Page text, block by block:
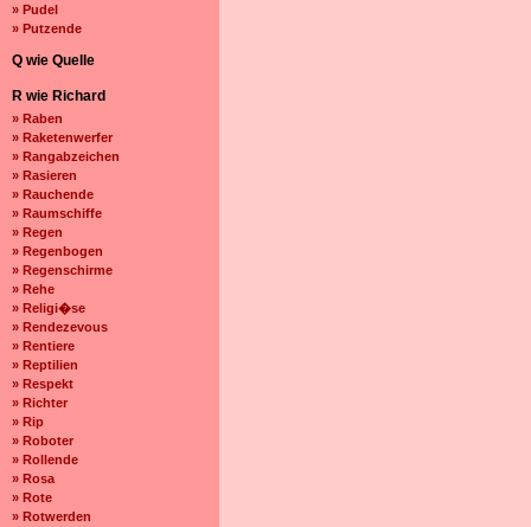
» Pudel
» Putzende
Q wie Quelle
R wie Richard
» Raben
» Raketenwerfer
» Rangabzeichen
» Rasieren
» Rauchende
» Raumschiffe
» Regen
» Regenbogen
» Regenschirme
» Rehe
» Religi�se
» Rendezevous
» Rentiere
» Reptilien
» Respekt
» Richter
» Rip
» Roboter
» Rollende
» Rosa
» Rote
» Rotwerden